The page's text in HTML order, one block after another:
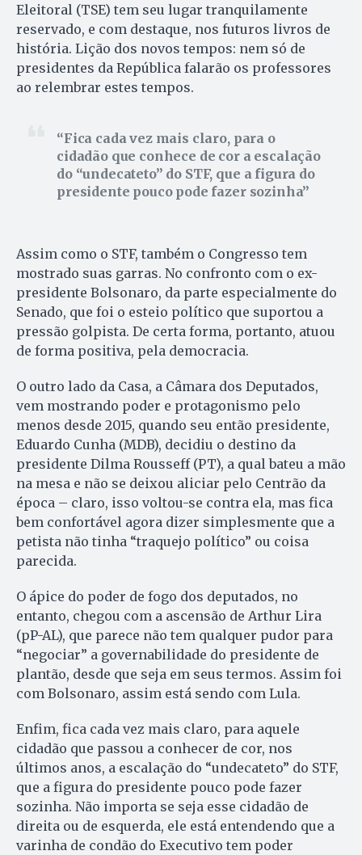
Eleitoral (TSE) tem seu lugar tranquilamente
reservado, e com destaque, nos futuros livros de
história. Lição dos novos tempos: nem só de
presidentes da República falarão os professores
ao relembrar estes tempos.
Fica cada vez mais claro, para o
cidadão que conhece de cor a escalação
do “undecateto” do STF, que a figura do
presidente pouco pode fazer sozinha
Assim como o STF, também o Congresso tem
mostrado suas garras. No confronto com o ex-
presidente Bolsonaro, da parte especialmente do
Senado, que foi o esteio político que suportou a
pressão golpista. De certa forma, portanto, atuou
de forma positiva, pela democracia.
O outro lado da Casa, a Câmara dos Deputados,
vem mostrando poder e protagonismo pelo
menos desde 2015, quando seu então presidente,
Eduardo Cunha (MDB), decidiu o destino da
presidente Dilma Rousseff (PT), a qual bateu a mão
na mesa e não se deixou aliciar pelo Centrão da
época – claro, isso voltou-se contra ela, mas fica
bem confortável agora dizer simplesmente que a
petista não tinha “traquejo político” ou coisa
parecida.
O ápice do poder de fogo dos deputados, no
entanto, chegou com a ascensão de Arthur Lira
(pP-AL), que parece não tem qualquer pudor para
“negociar” a governabilidade do presidente de
plantão, desde que seja em seus termos. Assim foi
com Bolsonaro, assim está sendo com Lula.
Enfim, fica cada vez mais claro, para aquele
cidadão que passou a conhecer de cor, nos
últimos anos, a escalação do “undecateto” do STF,
que a figura do presidente pouco pode fazer
sozinha. Não importa se seja esse cidadão de
direita ou de esquerda, ele está entendendo que a
varinha de condão do Executivo tem poder